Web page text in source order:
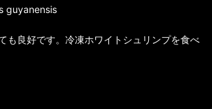
guyanensis
も良好です。冷凍ホワイトシュリンプを食べ